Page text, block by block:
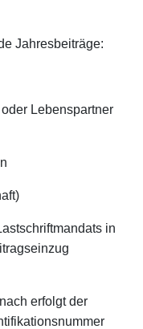
Jahresbeiträge:
Lebenspartner
in
erfolgt der